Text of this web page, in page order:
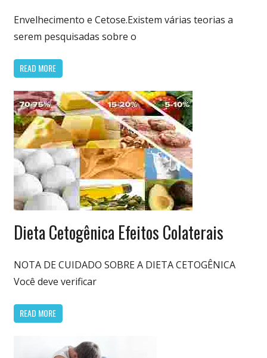
Envelhecimento e Cetose.Existem várias teorias a
serem pesquisadas sobre o
READ MORE
Cetogênica
Dieta Cetogênica Efeitos Colaterais
NOTA DE CUIDADO SOBRE A DIETA CETOGÊNICA
Você deve verificar
READ MORE